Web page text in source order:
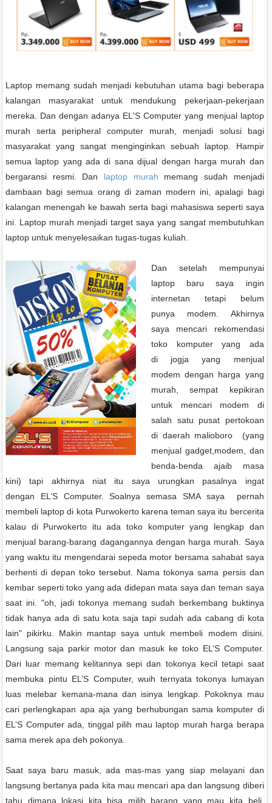
Laptop memang sudah menjadi kebutuhan utama bagi beberapa
kalangan masyarakat untuk mendukung pekerjaan-pekerjaan
mereka. Dan dengan adanya EL'S Computer yang menjual laptop
murah serta peripheral computer murah, menjadi solusi bagi
masyarakat yang sangat menginginkan sebuah laptop. Hampir
semua laptop yang ada di sana dijual dengan harga murah dan
bergaransi resmi. Dan laptop murah memang sudah menjadi
dambaan bagi semua orang di zaman modern ini, apalagi bagi
kalangan menengah ke bawah serta bagi mahasiswa seperti saya
ini. Laptop murah menjadi target saya yang sangat membutuhkan
laptop untuk menyelesaikan tugas-tugas kuliah.
Dan setelah mempunyai
laptop baru saya ingin
internetan tetapi belum
punya modem. Akhirnya
saya mencari rekomendasi
toko komputer yang ada
di
jogja yang menjual
modem dengan harga yang
murah, sempat kepikiran
untuk mencari modem di
salah satu pusat pertokoan
di daerah malioboro (yang
menjual gadget,modem, dan
benda-benda ajaib masa
kini) tapi akhirnya niat itu saya urungkan pasalnya ingat
dengan EL’S Computer. Soalnya semasa SMA saya pernah
membeli laptop di kota Purwokerto karena teman saya itu bercerita
kalau di Purwokerto itu ada toko komputer yang lengkap dan
menjual barang-barang dagangannya dengan harga murah. Saya
yang waktu itu mengendarai sepeda motor bersama sahabat saya
berhenti di depan toko tersebut.
Nama tokonya sama persis dan
kembar seperti toko yang ada didepan mata saya dan teman saya
saat ini. "oh, jadi tokonya memang sudah berkembang buktinya
tidak hanya ada di satu kota saja tapi sudah ada cabang di kota
lain" pikirku. Makin mantap saya untuk membeli modem disini.
Langsung saja parkir motordan masuk ke toko EL’S Computer.
Dari luar memang kelitannya sepi dan tokonya kecil tetapi saat
membuka pintu EL’S Computer,wuih ternyata tokonya lumayan
luas melebar kemana-mana dan isinya lengkap. Pokoknya mau
cari perlengkapan apa aja yang berhubungan sama komputer di
EL’S Computerada, tinggal pilih mau laptop murah harga berapa
sama merek apa deh pokonya.
Saat saya baru masuk, ada mas-mas yang siap melayani dan
langsung bertanya pada kita mau mencariapa dan langsung diberi
tahu dimana lokasi kita bisa milih barang yang mau kita beli.